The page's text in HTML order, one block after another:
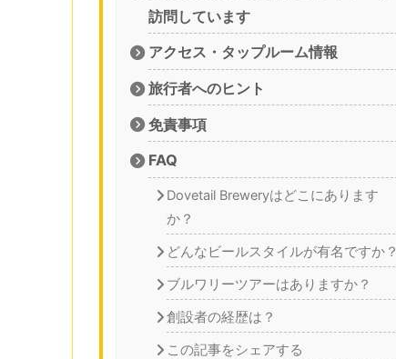
訪問しています
アクセス・タップルーム情報
旅行者へのヒント
免責事項
FAQ
Dovetail Breweryはどこにあります
か？
どんなビールスタイルが有名ですか？
ブルワリーツアーはありますか？
創設者の経歴は？
この記事をシェアする